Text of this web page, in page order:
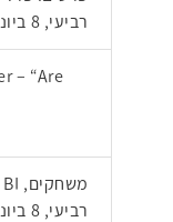
רביעי, 8 ביוני 2016, 09:15
– “Are
משחקים, BI ומגה-פרויקטים
רביעי, 8 ביוני 2016, 13:00